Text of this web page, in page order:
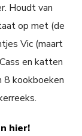
Houdt van
op met (de
Vic (maart
en katten
8 kookboeken
hier!